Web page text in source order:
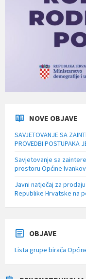
NOVE OBJAVE
SAVJETOVANJE SA
PROVEDBI POSTUPAKA
Savjetovanje sa
prostoru Općine
Javni natječaj za
Republike Hrvatske na
OBJAVE
Lista grupe birača